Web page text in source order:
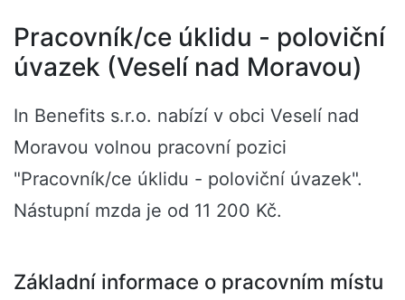
Pracovník/ce úklidu - poloviční
úvazek (Veselí nad Moravou)
In Benefits s.r.o. nabízí v obci Veselí nad
Moravou volnou pracovní pozici
"Pracovník/ce úklidu - poloviční úvazek".
Nástupní mzda je od 11 200 Kč.
Základní informace o pracovním místu